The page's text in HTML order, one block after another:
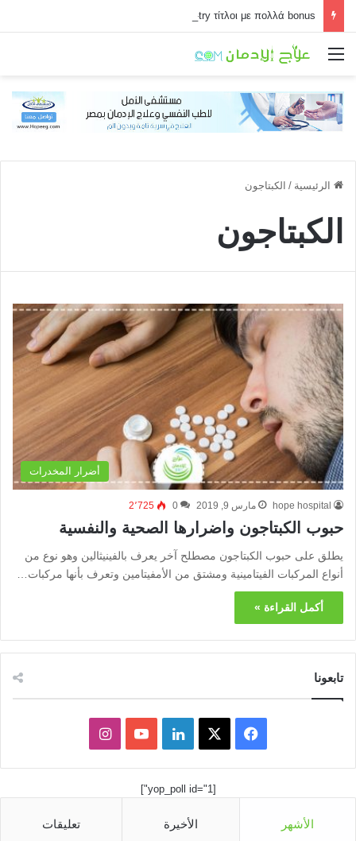
Τα must-try τίτλοι με πολλά bonus
القائمة
الرئيسية / الكبتاجون
الكبتاجون
أضرار المخدرات
hope hospital مارس 9, 2019 0 2٬725
حبوب الكبتاجون واضرارها الصحية والنفسية
يطلق على حبوب الكبتاجون مصطلح آخر يعرف بالفينيثالين وهو نوع من
أنواع المركبات الفيتامينية ومشتق من الأمفيتامين وتعرف بأنها مركبات…
أكمل القراءة »
تابعونا
ي
س
X
ي
ن
ك
Y
o
ن
س
[yop_poll id="1"]
الأشهر الأخيرة تعليقات